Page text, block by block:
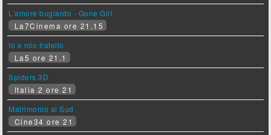
L'amore bugiardo - Gone Girl
La7Cinema ore 21.15
Io e mio fratello
La5 ore 21.1
Spiders 3D
Italia 2 ore 21
Matrimonio al Sud
Cine34 ore 21